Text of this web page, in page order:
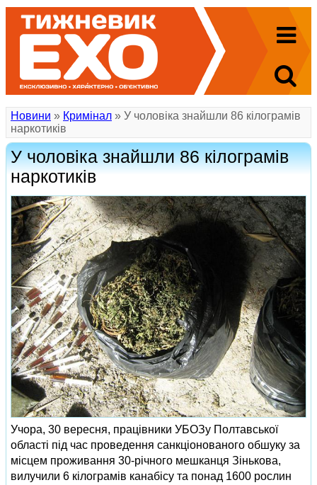
Новини » Кримінал » У чоловіка знайшли 86 кілограмів
наркотиків
У чоловіка знайшли 86 кілограмів
наркотиків
Учора, 30 вересня, працівники УБОЗу Полтавської
області під час проведення санкціонованого обшуку за
місцем проживання 30-річного мешканця Зінькова,
вилучили 6 кілограмів канабісу та понад 1600 рослин